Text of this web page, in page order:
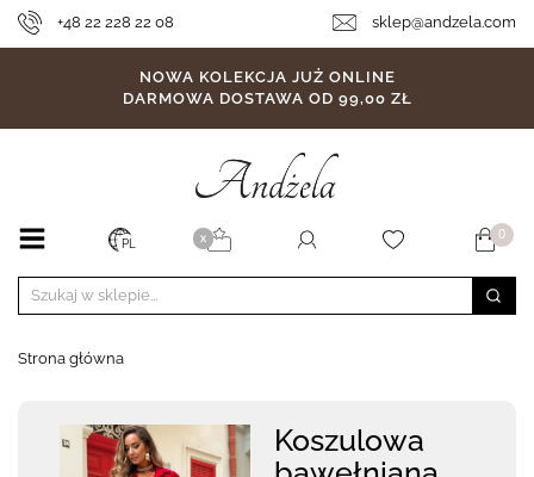
+48 22 228 22 08 sklep@andzela.com
NOWA KOLEKCJA JUŻ ONLINE
DARMOWA DOSTAWA OD 99,00 ZŁ
PL X 0
Strona główna
Koszulowa